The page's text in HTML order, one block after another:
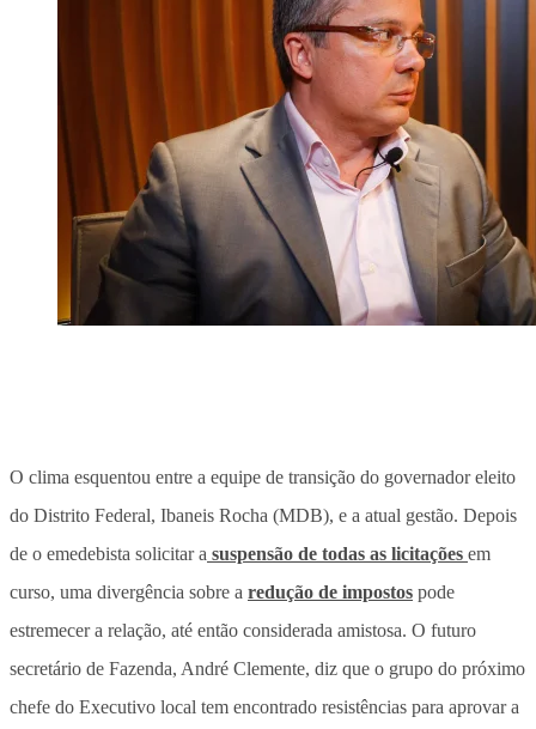
O clima esquentou entre a equipe de transição do governador eleito
do Distrito Federal, Ibaneis Rocha (MDB), e a atual gestão. Depois
de o emedebista solicitar a suspensão de todas as licitações em
curso, uma divergência sobre a redução de impostos pode
estremecer a relação, até então considerada amistosa. O futuro
secretário de Fazenda, André Clemente, diz que o grupo do próximo
chefe do Executivo local tem encontrado resistências para aprovar a